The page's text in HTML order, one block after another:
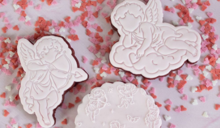
Producten
op
soort
Producten
op
thema
Maatwerk